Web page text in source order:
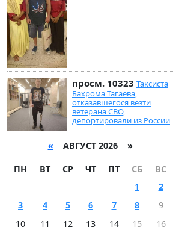
просм. 10323 Таксиста
Бахрома Тагаева,
отказавшегося везти
ветерана СВО,
депортировали из России
« АВГУСТ 2026 »
ПН ВТ СР ЧТ ПТ СБ
ВС
1
2
3
4 5 6 7 8
9
10
11 12 13 14 15
16